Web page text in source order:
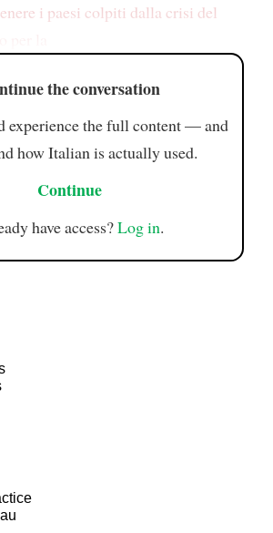
i paesi colpiti dalla crisi del
the conversation
experience the full content — and
how Italian is actually used.
Continue
have access?Log in.